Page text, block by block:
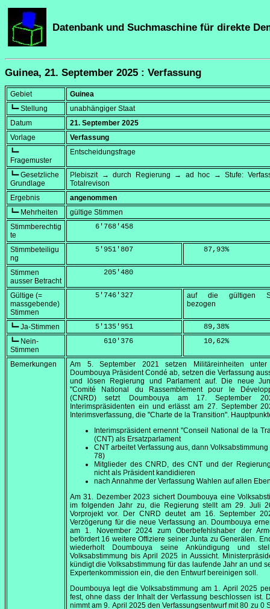
Datenbank und Suchmaschine für direkte
Guinea, 21. September 2025 : Verfassung
Gebiet
Guinea
┗━ Stellung
unabhängiger Staat
Datum
21. September 2025
Vorlage
Verfassung
┗━
Fragemuster
Entscheidungsfrage
┗━ Gesetzliche
Grundlage
Plebiszit → durch Regierung → ad hoc → Stufe:
Totalrevison
Ergebnis
angenommen
┗━ Mehrheiten
gültige Stimmen
Stimmberechtig
te
      6'768'458
Stimmbeteiligu
ng
      5'951'807
    87,93
%
Stimmen
ausser Betracht
        205'480
Gültige (=
massgebende)
Stimmen
      5'746'327
auf die gültigen
bezogen
┗━ Ja-Stimmen
      5'135'951
    89,38
%
┗━ Nein-
Stimmen
        610'376
    10,62
%
Bemerkungen Am 5. September 2021 setzen Militäreinheiten unter
Doumbouya Präsident Condé ab, setzen die Verfassung
und lösen Regierung und Parlament auf. Die neue
"Comité National du Rassemblement pour le
(CNRD) setzt Doumbouya am 17. September
Interimspräsidenten ein und erlässt am 27. September
Interimsverfassung, die "Charte de la Transition".
Interimspräsident ernennt "Conseil National de la
(CNT) als Ersatzparlament
CNT arbeitet Verfassung aus, dann Volksabstimmung
78)
Mitglieder des CNRD, des CNT und der
nicht als Präsident kandidieren
nach Annahme der Verfassung Wahlen auf allen
Am31. Dezember 2023 sichert Doumbouya eine
im folgenden Jahr zu, die Regierung stellt am29. Juli
Vorprojekt vor. Der CNRD deutet am 16. September
Verzögerung für die neue Verfassung an. Doumbouya
am 1. November 2024zum Oberbefehlshaber der
befördert 16 weitere Offiziere seiner Junta zu Generälen.
wiederholt Doumbouya seine Ankündigung und
Volksabstimmung bisApril 2025 in Aussicht.
kündigt die Volksabstimmung für das laufende Jahr an und
Expertenkommission ein, die den Entwurf bereinigen soll.
Doumbouya legt die Volksabstimmung am 1. April 2025
fest, ohne dass der Inhalt der Verfassung beschlossen ist.
nimmt am9. April 2025den Verfassungsentwurf mit 80 zu 0